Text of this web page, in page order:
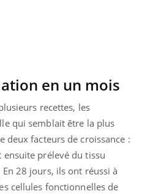
en un mois
recettes, les
qui semblait être la plus
deux facteurs de croissance :
ensuite prélevé du tissu
28 jours, ils ont réussi à
cellules fonctionnelles de